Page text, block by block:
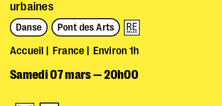
urbaines
Danse Pont des Arts
Accueil France Environ 1h
Samedi 07 mars — 20h00